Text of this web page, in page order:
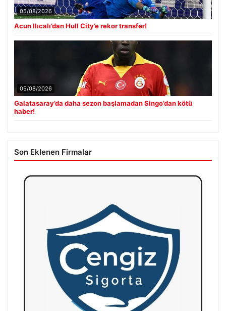
05/08/2026
Acun Ilıcalı’dan Hull City’e rekor transfer!
05/08/2026
Galatasaray’da daha sezon başlamadan Singo’dan kötü
haber!
Son Eklenen Firmalar